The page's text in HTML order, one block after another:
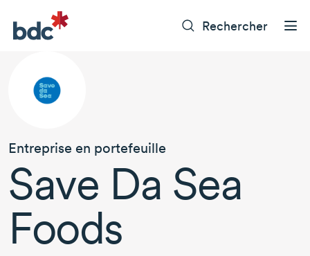
Rechercher
Entreprise en portefeuille
Save Da Sea
Foods